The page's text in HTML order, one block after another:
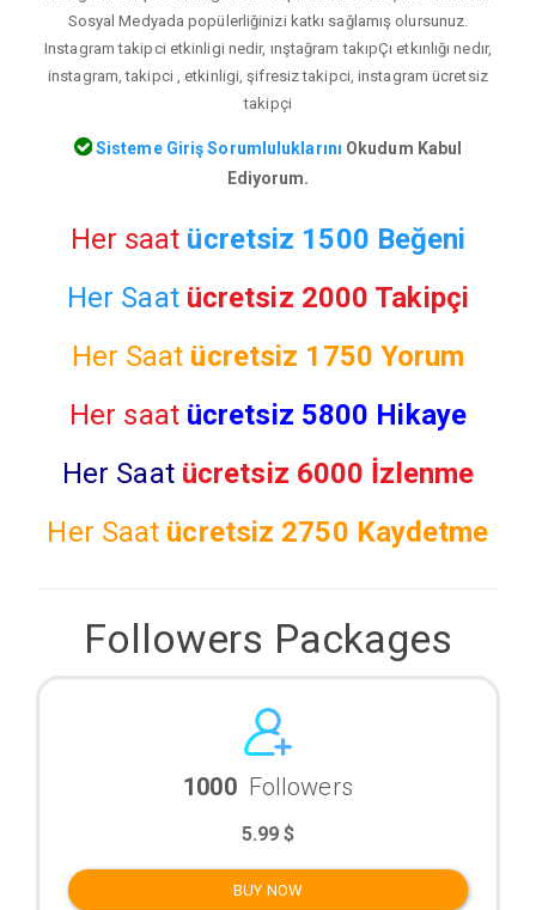
Sosyal Medyada popülerliğinizi katkı sağlamış olursunuz.
Instagram takipci etkinligi nedir, ınştağram takıpÇı etkınlığı nedır,
instagram, takipci , etkinligi, şifresiz takipci, instagram ücretsiz
takipçi
Sisteme Giriş Sorumluluklarını Okudum Kabul
Ediyorum.
Her saat ücretsiz 1500 Beğeni
Her Saat ücretsiz 2000 Takipçi
Her Saat ücretsiz 1750 Yorum
Her saat ücretsiz 5800 Hikaye
Her Saat ücretsiz 6000 İzlenme
Her Saat ücretsiz 2750 Kaydetme
Followers Packages
1000 Followers
5.99 $
BUY NOW